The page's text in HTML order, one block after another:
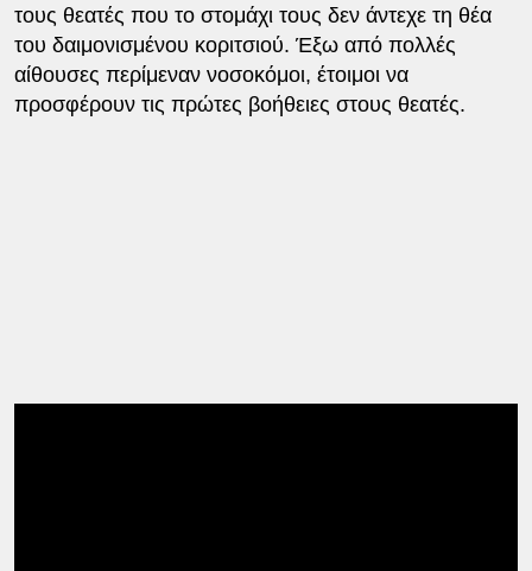
τους θεατές που το στομάχι τους δεν άντεχε τη θέα
του δαιμονισμένου κοριτσιού. Έξω από πολλές
αίθουσες περίμεναν νοσοκόμοι, έτοιμοι να
προσφέρουν τις πρώτες βοήθειες στους θεατές.